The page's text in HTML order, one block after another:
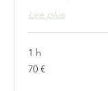
Lire plus
1 h
70
euros
70 €